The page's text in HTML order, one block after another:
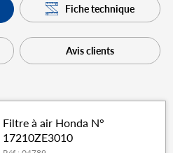
Fiche technique
Avis clients
Filtre à air Honda N°
17210ZE3010